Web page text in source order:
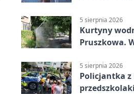
5 sierpnia 2026
Kurtyny
Pruszkowa.
5 sierpnia 2026
Policjantka z